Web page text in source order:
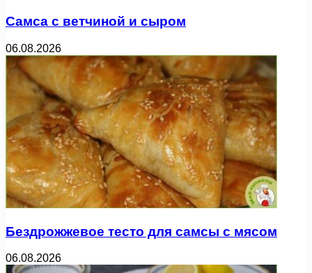
Самса с ветчиной и сыром
06.08.2026
Бездрожжевое тесто для самсы с мясом
06.08.2026